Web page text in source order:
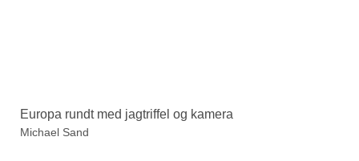
Europa rundt med jagtriffel og kamera
Michael Sand